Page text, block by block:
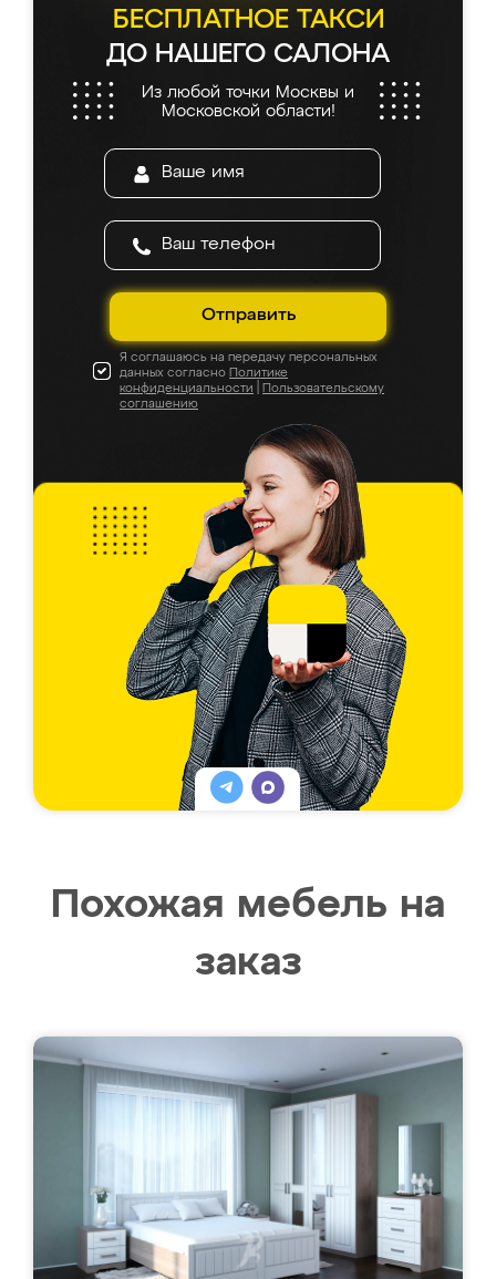
БЕСПЛАТНОЕ ТАКСИ
ДО НАШЕГО САЛОНА
Из любой точки Москвы и
Московской области!
Отправить
Я соглашаюсь на передачу персональных
данных согласно Политике
конфиденциальности
Пользовательскому
соглашению
Похожая мебель на
заказ